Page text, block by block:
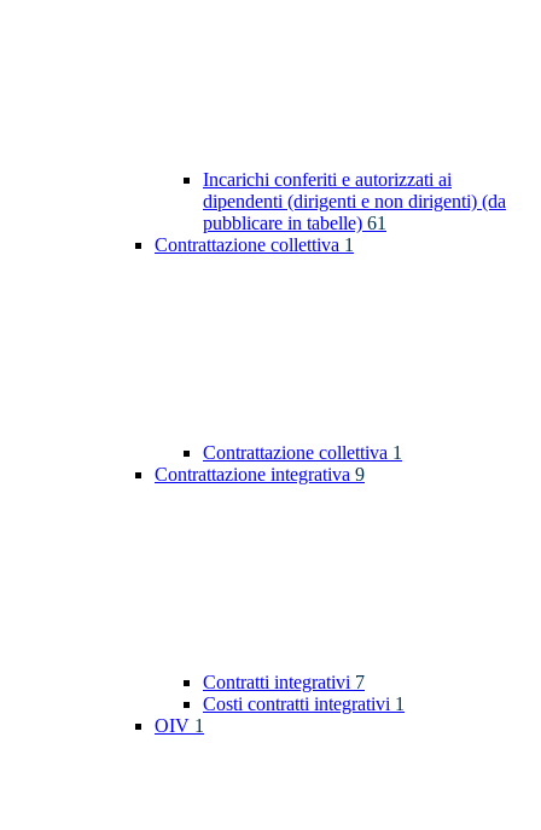
Incarichi conferiti e autorizzati ai
dipendenti (dirigenti e non dirigenti) (da
pubblicare in tabelle) 61
Contrattazione collettiva 1
Contrattazione collettiva 1
Contrattazione integrativa 9
Contratti integrativi 7
Costi contratti integrativi 1
OIV 1